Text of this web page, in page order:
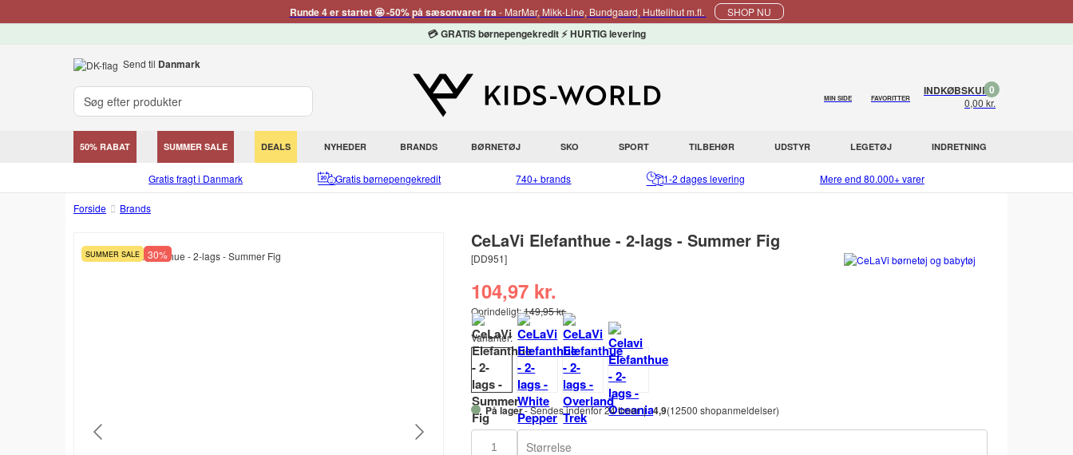
Runde 4 er startet 🤩 -50% på sæsonvarer fra- MarMar, Mikk-Line, Bundgaard, Huttelihut m.fl. SHOP NU
💳 GRATIS børnepengekredit ⚡ HURTIG levering
Send til Danmark
MIN SIDE FAVORITTER
INDKØBSKURV
0,00 kr.
0
50% RABAT SUMMER SALE DEALS NYHEDER BRANDS BØRNETØJ SKO SPORT TILBEHØR UDSTYR LEGETØJ INDRETNING
Gratis fragt i Danmark Gratis børnepengekredit 740+ brands 1-2 dages levering Mere end 80.000+ varer
Forside Brands
SUMMER SALE 30%
CeLaVi Elefanthue - 2-lags - Summer Fig
[DD951]
104,97 kr.
Oprindeligt:149,95 kr.
Varianter:
På lager- Sendes indenfor 24 timer 4,9(12500 shopanmeldelser)
Størrelse